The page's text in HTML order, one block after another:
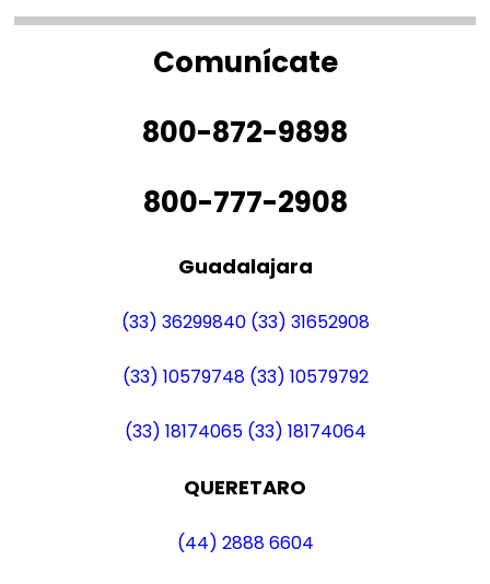
Comunícate
800-872-9898
800-777-2908
Guadalajara
(33) 36299840 (33) 31652908
(33) 10579748 (33) 10579792
(33) 18174065 (33) 18174064
QUERETARO
(44) 2888 6604